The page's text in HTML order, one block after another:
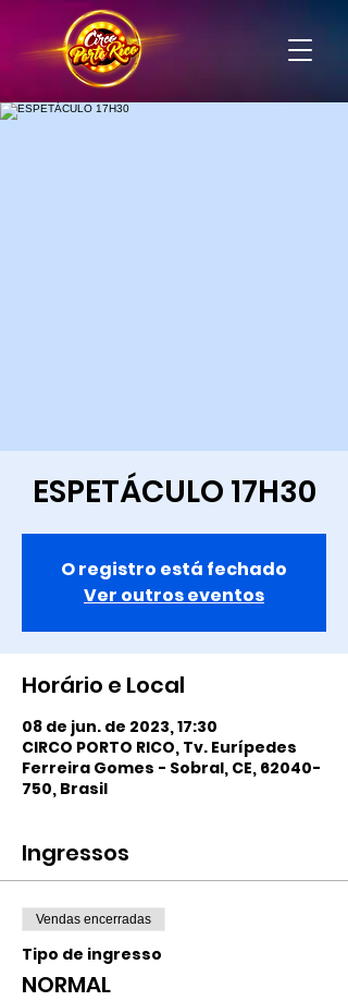
ESPETÁCULO 17H30
O registro está fechado
Ver outros eventos
Horário e Local
08 de jun. de 2023, 17:30
CIRCO PORTO RICO, Tv. Eurípedes
Ferreira Gomes - Sobral, CE, 62040-
750, Brasil
Ingressos
Vendas encerradas
Tipo de ingresso
NORMAL